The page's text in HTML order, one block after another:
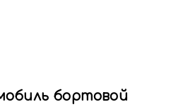
бортовой